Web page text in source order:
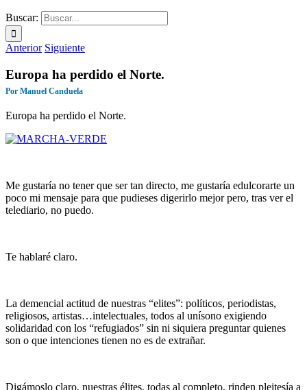
Buscar:
Anterior Siguiente
Europa ha perdido el Norte.
Por Manuel Canduela
Europa ha perdido el Norte.
Me gustaría no tener que ser tan directo, me gustaría edulcorarte un
poco mi mensaje para que pudieses digerirlo mejor pero, tras ver el
telediario, no puedo.
Te hablaré claro.
La demencial actitud de nuestras “elites”: políticos, periodistas,
religiosos, artistas…intelectuales, todos al unísono exigiendo
solidaridad con los “refugiados” sin ni siquiera preguntar quienes
son o que intenciones tienen no es de extrañar.
Digámoslo claro, nuestras élites, todas al completo, rinden pleitesía a